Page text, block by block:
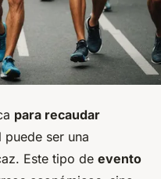
para recaudar
puede ser una
Este tipo de evento